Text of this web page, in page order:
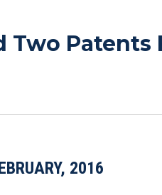
Patents
2016